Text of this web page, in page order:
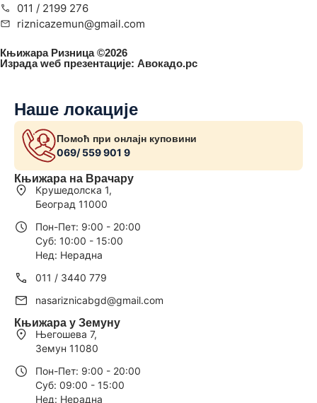
011 / 2199 276
riznicazemun@gmail.com
Књижара Ризница ©️2026
Израда wеб презентације: Авокадо.рс
Наше локације
Помоћ при онлајн куповини
069/ 559 901 9
Књижара на Врачару
Крушедолска 1,
Београд 11000
Пон-Пет: 9:00 - 20:00
Суб: 10:00 - 15:00
Нед: Нерадна
011 / 3440 779
nasariznicabgd@gmail.com
Књижара у Земуну
Његошева 7,
Земун 11080
Пон-Пет: 9:00 - 20:00
Суб: 09:00 - 15:00
Нед: Нерадна